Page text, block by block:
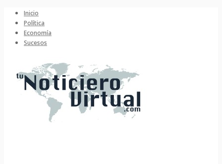
Inicio
Política
Economía
Sucesos